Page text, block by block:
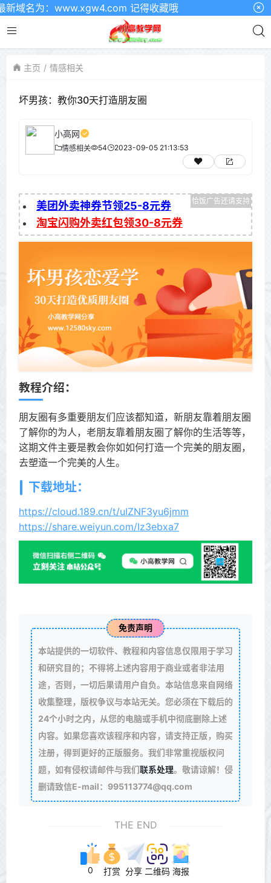
名为：www.xgw4.com 记得收藏哦
主页 情感相关
坏男孩：教你30天打造朋友圈
小高网
情感相关 54 2023-09-05 21:13:53
美团外卖神券节领25-8元券
淘宝闪购外卖红包领30-8元券
教程介绍：
朋友圈有多重要朋友们应该都知道，新朋友靠着朋友圈
了解你的为人，老朋友靠着朋友圈了解你的生活等等，
这期文件主要是教会你如如何打造一个完美的朋友圈，
去塑造一个完美的人生。
下载地址：
https://cloud.189.cn/t/uIZNF3yu6jmm
https://share.weiyun.com/Iz3ebxa7
免责声明
本站提供的一切软件、教程和内容信息仅限用于学习
和研究目的；不得将上述内容用于商业或者非法用
途，否则，一切后果请用户自负。本站信息来自网络
收集整理，版权争议与本站无关。您必须在下载后的
24个小时之内，从您的电脑或手机中彻底删除上述
内容。如果您喜欢该程序和内容，请支持正版，购买
注册，得到更好的正版服务。我们非常重视版权问
题，如有侵权请邮件与我们联系处理。敬请谅解！侵
删请致信E-mail：995113774@qq.com
THE END
0 打赏 分享 二维码 海报